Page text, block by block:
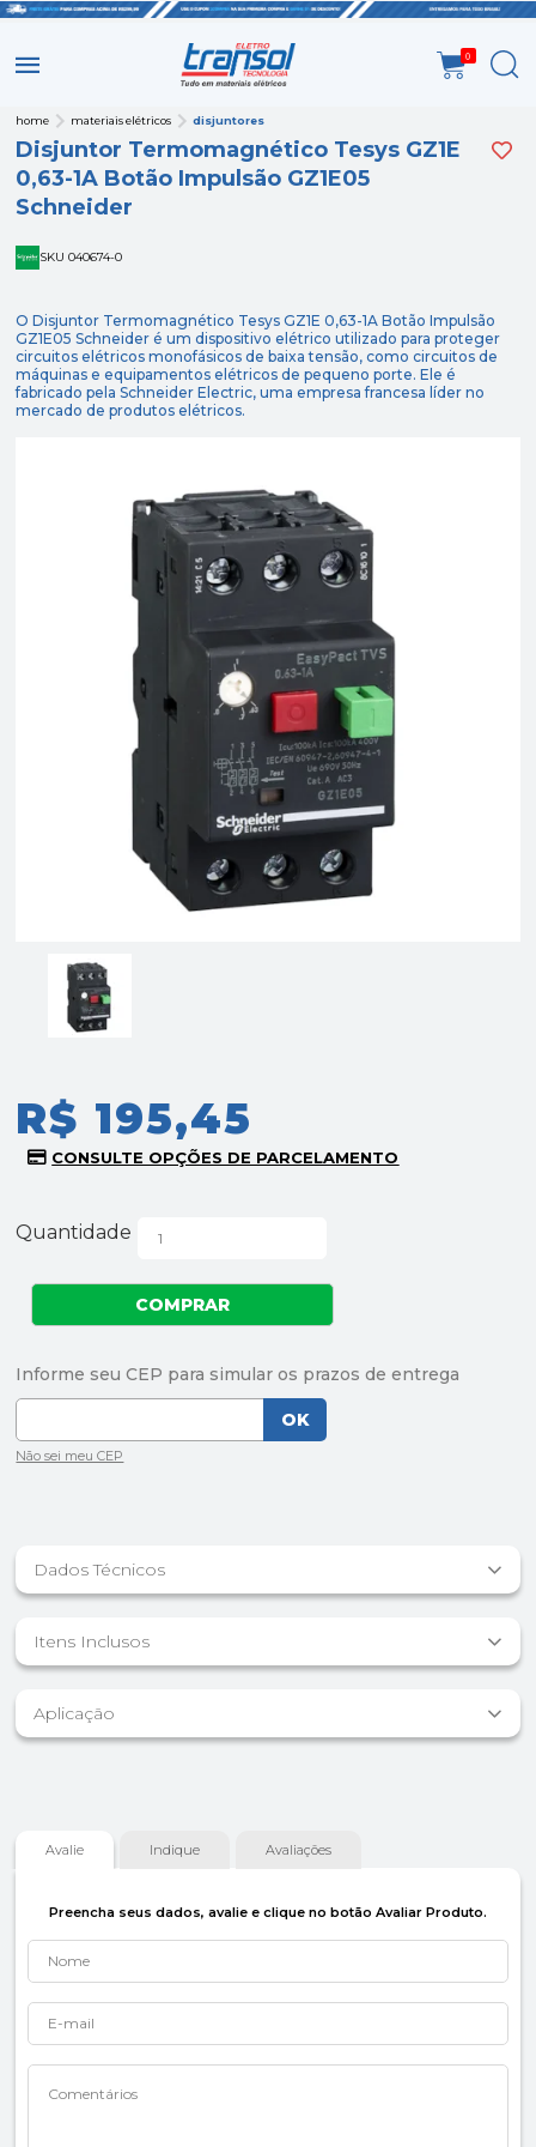
0
home materiais elétricos disjuntores
Disjuntor Termomagnético Tesys GZ1E
0,63-1A Botão Impulsão GZ1E05
Schneider
SKU 040674-0
O Disjuntor Termomagnético Tesys GZ1E 0,63-1A Botão Impulsão
GZ1E05 Schneider é um dispositivo elétrico utilizado para proteger
circuitos elétricos monofásicos de baixa tensão, como circuitos de
máquinas e equipamentos elétricos de pequeno porte. Ele é
fabricado pela Schneider Electric, uma empresa francesa líder no
mercado de produtos elétricos.
R$ 195,45
Quantidade
Dados Técnicos
Itens Inclusos
Aplicação
Avalie Indique Avaliações
Preencha seus dados, avalie e clique no botão Avaliar Produto.